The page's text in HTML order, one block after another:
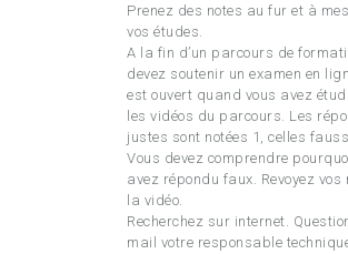
Prenez des notes au fur et à
vos études.
A la fin d’un parcours de
devez soutenir un examen en
est ouvert quand vous avez
les vidéos du parcours. Les
justes sont notées 1, celles
Vous devez comprendre
avez répondu faux. Revoyez vos
la vidéo.
Recherchez sur internet.
mail votre responsable